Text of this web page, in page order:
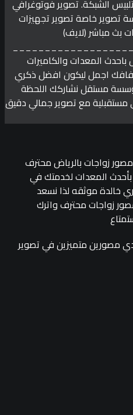
🎇مصور زواجات 0597447127 مصور زواجات بالرياض محترف
المعدات لخدمتك في
خالدة موثقه لذا نسعد
معنا 0582246959 مصور زواجات محترف واترك
مصورين متميزين في تصوير